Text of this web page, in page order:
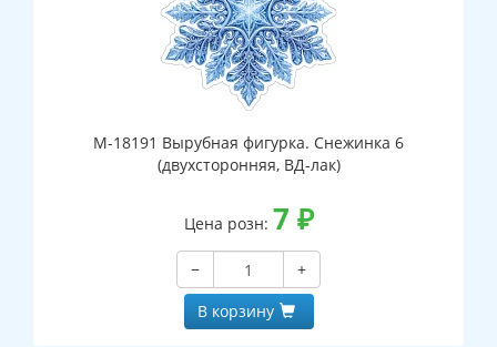
М-18191 Вырубная фигурка. Снежинка 6
(двухсторонняя, ВД-лак)
Цена розн: 7 ₽
−
+
В корзину